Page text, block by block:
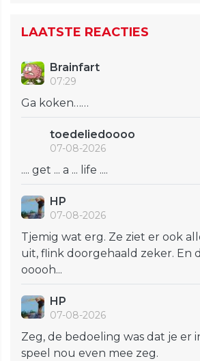
LAATSTE REACTIES
Brainfart
07:29
Ga koken……
toedeliedoooo
07-08-2026
.... get ... a ... life ....
HP
07-08-2026
Tjemig wat erg. Ze ziet er ook
uit, flink doorgehaald zeker. En
ooooh...
HP
07-08-2026
Zeg, de bedoeling was dat je er
speel nou even mee zeg.